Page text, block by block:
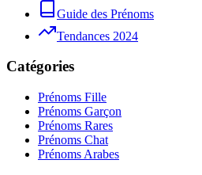
Guide des Prénoms
Tendances 2024
Catégories
Prénoms Fille
Prénoms Garçon
Prénoms Rares
Prénoms Chat
Prénoms Arabes